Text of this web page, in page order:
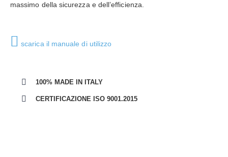
massimo della sicurezza e dell’efficienza.
scarica il manuale di utilizzo
100% MADE IN ITALY
CERTIFICAZIONE ISO 9001.2015